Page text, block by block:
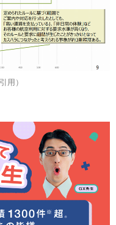
用）